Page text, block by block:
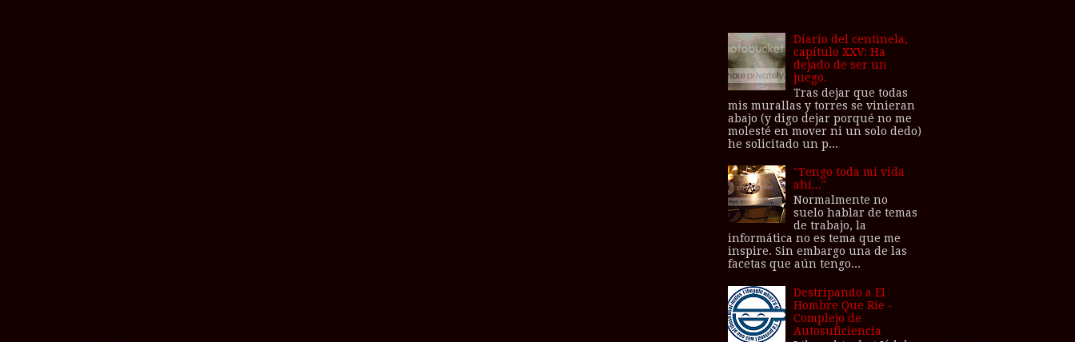
Diario del centinela,
capítulo XXV: Ha
dejado de ser un
juego.
Tras dejar que todas
mis murallas y torres se vinieran
abajo (y digo dejar porqué no me
molesté en mover ni un solo dedo)
he solicitado un p...
"Tengo toda mi vida
ahí..."
Normalmente no
suelo hablar de temas
de trabajo, la
informática no es tema que me
inspire. Sin embargo una de las
facetas que aún tengo...
Destripando a El
Hombre Que Ríe -
Complejo de
Autosuficiencia